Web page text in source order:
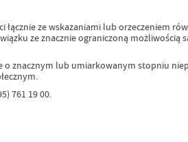
ze wskazaniami lub orzeczeniem
ze znacznie ograniczoną
znacznym lub umiarkowanym stopniu
761 19 00.